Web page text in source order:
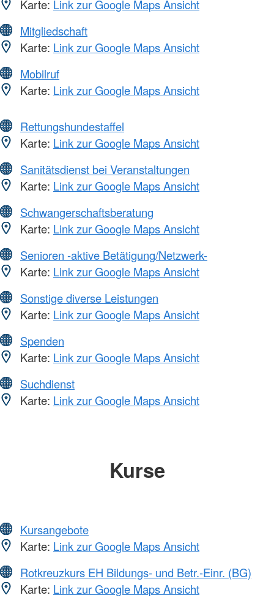
Karte: Link zur Google Maps Ansicht
Mitgliedschaft
Karte: Link zur Google Maps Ansicht
Mobilruf
Karte: Link zur Google Maps Ansicht
Rettungshundestaffel
Karte: Link zur Google Maps Ansicht
Sanitätsdienst bei Veranstaltungen
Karte: Link zur Google Maps Ansicht
Schwangerschaftsberatung
Karte: Link zur Google Maps Ansicht
Senioren -aktive Betätigung/Netzwerk-
Karte: Link zur Google Maps Ansicht
Sonstige diverse Leistungen
Karte: Link zur Google Maps Ansicht
Spenden
Karte: Link zur Google Maps Ansicht
Suchdienst
Karte: Link zur Google Maps Ansicht
Kurse
Kursangebote
Karte: Link zur Google Maps Ansicht
Rotkreuzkurs EH Bildungs- und Betr.-Einr. (BG)
Karte: Link zur Google Maps Ansicht